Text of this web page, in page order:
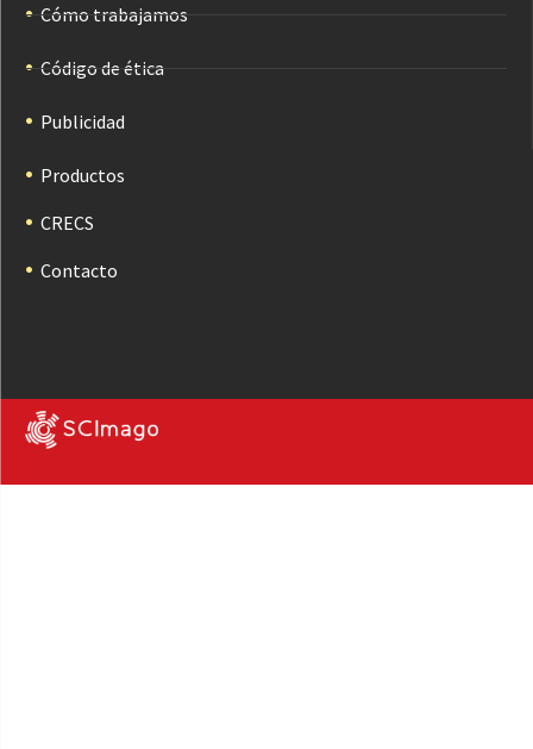
Cómo trabajamos
Código de ética
Publicidad
Productos
CRECS
Contacto